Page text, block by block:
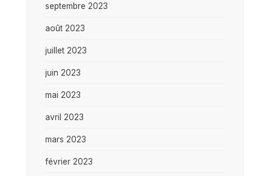
septembre 2023
août 2023
juillet 2023
juin 2023
mai 2023
avril 2023
mars 2023
février 2023